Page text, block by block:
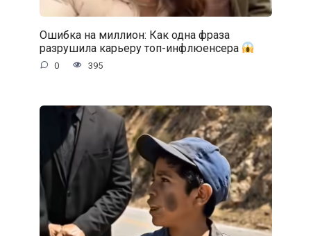
Ошибка на миллион: Как одна фраза
разрушила карьеру топ-инфлюенсера
0 395